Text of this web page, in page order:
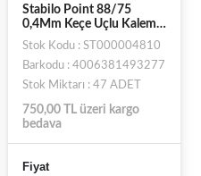
Stabilo Point 88/75
0,4Mm Keçe Uçlu Kalem
Koyu Haki
Stok Kodu : ST000004810
Barkodu : 4006381493277
Stok Miktarı : 47 ADET
750,00 TL üzeri kargo
bedava
Fiyat